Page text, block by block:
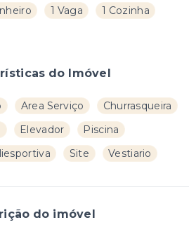
1 Vaga
1 Cozinha
do Imóvel
Area Serviço
Churrasqueira
Elevador
Piscina
Site Vestiario
do imóvel